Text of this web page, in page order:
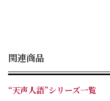
関連商品
“天声人語”シリーズ一覧